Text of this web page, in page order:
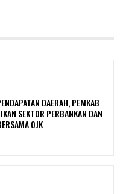
DAERAH, PEMKAB
SEKTOR PERBANKAN DAN
OJK